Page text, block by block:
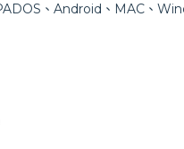
、Android、MAC、